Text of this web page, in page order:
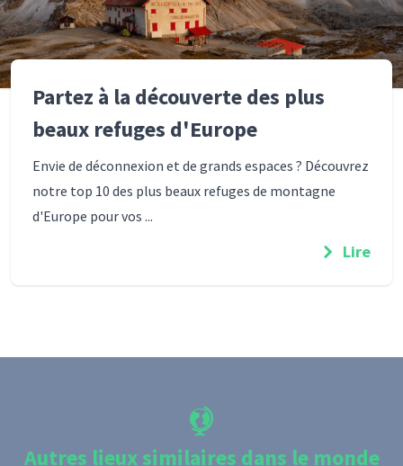
Partez à la découverte des plus
beaux refuges d'Europe
Envie de déconnexion et de grands espaces ? Découvrez
notre top 10 des plus beaux refuges de montagne
d'Europe pour vos ...
Lire
Autres lieux similaires dans le monde